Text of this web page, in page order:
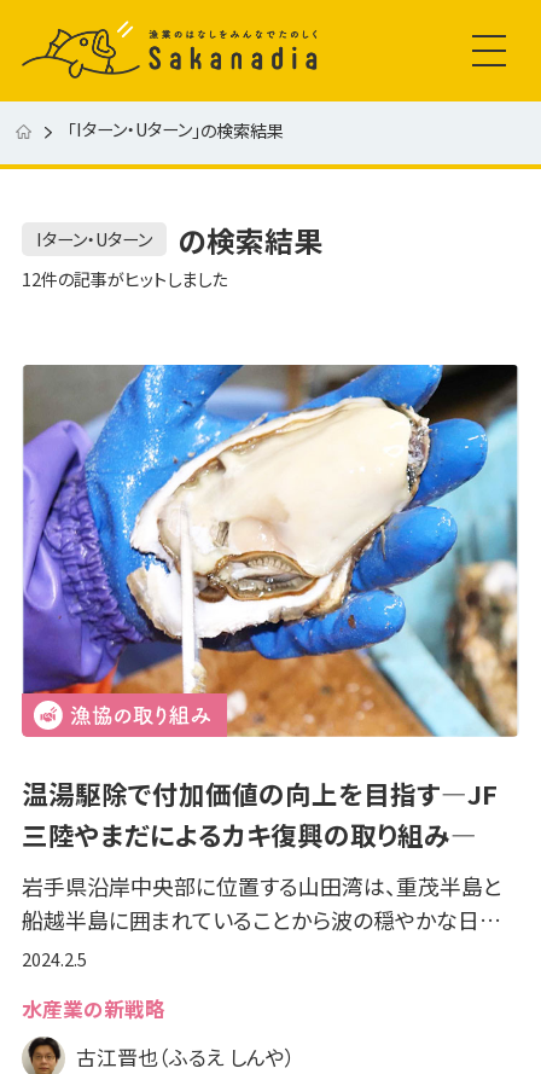
「Iターン・Uターン」の検索結果
Iターン・Uターン の検索結果
12件の記事がヒットしました
温湯駆除で付加価値の向上を目指す―JF
三陸やまだによるカキ復興の取り組み―
岩手県沿岸中央部に位置する山田湾は、重茂半島と
船越半島に囲まれていることから波の穏やかな日…
2024.2.5
水産業の新戦略
古江晋也（ふるえ しんや）